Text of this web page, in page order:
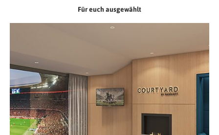
Für euch ausgewählt